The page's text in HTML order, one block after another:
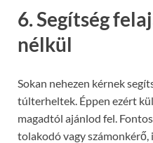
6. Segítség
nélkül
Sokan nehezen kérnek
túlterheltek. Éppen ezért
magadtól ajánlod fel.
tolakodó vagy számonkérő,